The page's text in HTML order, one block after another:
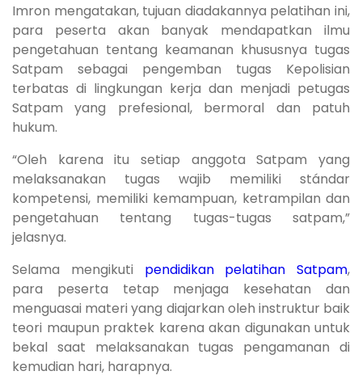
Imron mengatakan, tujuan diadakannya pelatihan ini,
para peserta akan banyak mendapatkan ilmu
pengetahuan tentang keamanan khususnya tugas
Satpam sebagai pengemban tugas Kepolisian
terbatas di lingkungan kerja dan menjadi petugas
Satpam yang prefesional, bermoral dan patuh
hukum.
“Oleh karena itu setiap anggota Satpam yang
melaksanakan tugas wajib memiliki stándar
kompetensi, memiliki kemampuan, ketrampilan dan
pengetahuan tentang tugas-tugas satpam,”
jelasnya.
Selama mengikuti pendidikan pelatihan Satpam,
para peserta tetap menjaga kesehatan dan
menguasai materi yang diajarkan oleh instruktur baik
teori maupun praktek karena akan digunakan untuk
bekal saat melaksanakan tugas pengamanan di
kemudian hari, harapnya.